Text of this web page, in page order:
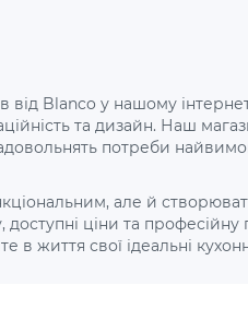
від Blanco у нашому
та дизайн. Наш
потреби
але й
ціни та професійну
свої ідеальні